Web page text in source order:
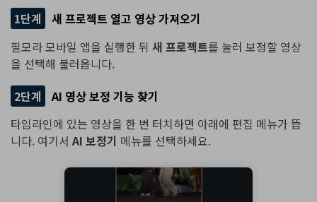
1단계
새 프로젝트 열고 영상 가져오기
필모라 모바일 앱을 실행한 뒤 새 프로젝트를 눌러 보정할 영상
을 선택해 불러옵니다.
2단계
AI 영상 보정 기능 찾기
타임라인에 있는 영상을 한 번 터치하면 아래에 편집 메뉴가 뜹
니다. 여기서AI 보정기 메뉴를 선택하세요.